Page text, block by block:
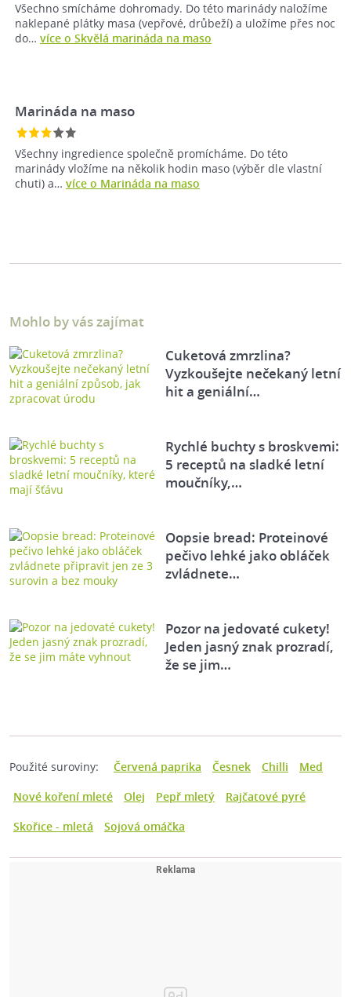
Všechno smícháme dohromady. Do této marinády naložíme
naklepané plátky masa (vepřové, drůbeží) a uložíme přes noc
do… více o Skvělá marináda na maso
Marináda na maso
Všechny ingredience společně promícháme. Do této
marinády vložíme na několik hodin maso (výběr dle vlastní
chuti) a… více o Marináda na maso
Mohlo by vás zajímat
Cuketová zmrzlina?
Vyzkoušejte nečekaný letní
hit a geniální…
Rychlé buchty s broskvemi:
5 receptů na sladké letní
moučníky,…
Oopsie bread: Proteinové
pečivo lehké jako obláček
zvládnete…
Pozor na jedovaté cukety!
Jeden jasný znak prozradí,
že se jim…
Použité suroviny: Červená paprika Česnek Chilli
Med
Nové koření mleté
Olej Pepř mletý
Rajčatové pyré
Skořice - mletá
Sojová omáčka